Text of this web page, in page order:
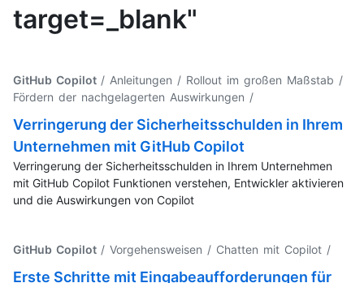
target=_blank"
GitHub Copilot / Anleitungen / Rollout im großen Maßstab /
Fördern der nachgelagerten Auswirkungen /
Verringerung der Sicherheitsschulden in Ihrem
Unternehmen mit GitHub Copilot
Verringerung der Sicherheitsschulden in Ihrem Unternehmen
mit GitHub Copilot Funktionen verstehen, Entwickler aktivieren
und die Auswirkungen von Copilot
GitHub Copilot / Vorgehensweisen / Chatten mit Copilot /
Erste Schritte mit Eingabeaufforderungen für